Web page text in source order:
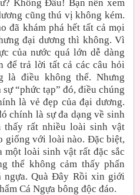
Không Đâu! Bạn nên xem
cũng thú vị không kém.
đã khám phá hết tất cả mọi
đại dương thì không. Vì
của nước quá lớn dễ dàng
để trả lời tất cả các câu hỏi
là điều không thể. Nhưng
“phức tạp” đó, điều chúng
là vẻ đẹp của đại dương.
chính là sự đa dạng về sinh
thấy rất nhiều loài sinh vật
giống với loài nào. Đặc biệt,
một loài sinh vật rất đặc sắc
thể không cảm thấy phấn
ngựa. Quà Đây Rồi xin giới
Cá Ngựa bông độc đáo.